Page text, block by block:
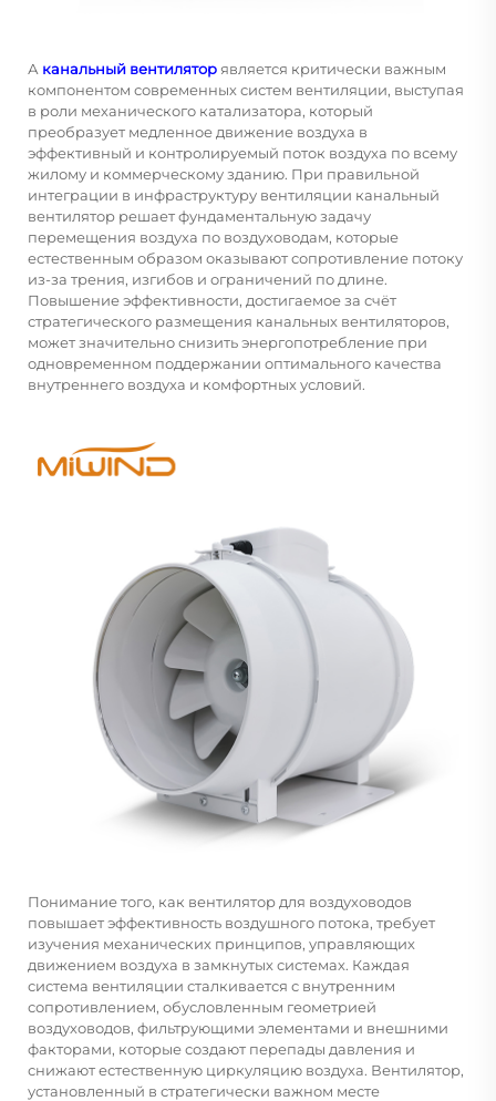
А канальный вентиляторявляется критически важным
компонентом современных систем вентиляции, выступая
в роли механического катализатора, который
преобразует медленное движение воздуха в
эффективный и контролируемый поток воздуха по всему
жилому и коммерческому зданию. При правильной
интеграции в инфраструктуру вентиляции канальный
вентилятор решает фундаментальную задачу
перемещения воздуха по воздуховодам, которые
естественным образом оказывают сопротивление потоку
из-за трения, изгибов и ограничений по длине.
Повышение эффективности, достигаемое за счёт
стратегического размещения канальных вентиляторов,
может значительно снизить энергопотребление при
одновременном поддержании оптимального качества
внутреннего воздуха и комфортных условий.
Понимание того, как вентилятор для воздуховодов
повышает эффективность воздушного потока, требует
изучения механических принципов, управляющих
движением воздуха в замкнутых системах. Каждая
система вентиляции сталкивается с внутренним
сопротивлением, обусловленным геометрией
воздуховодов, фильтрующими элементами и внешними
факторами, которые создают перепады давления и
снижают естественную циркуляцию воздуха. Вентилятор,
установленный в стратегически важном месте